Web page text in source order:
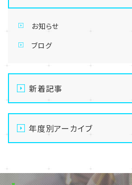
お知らせ
ブログ
新着記事
通信制高校の学習風景
メイク美容専攻の授業風景
演技の授業風景
年度別アーカイブ
2025